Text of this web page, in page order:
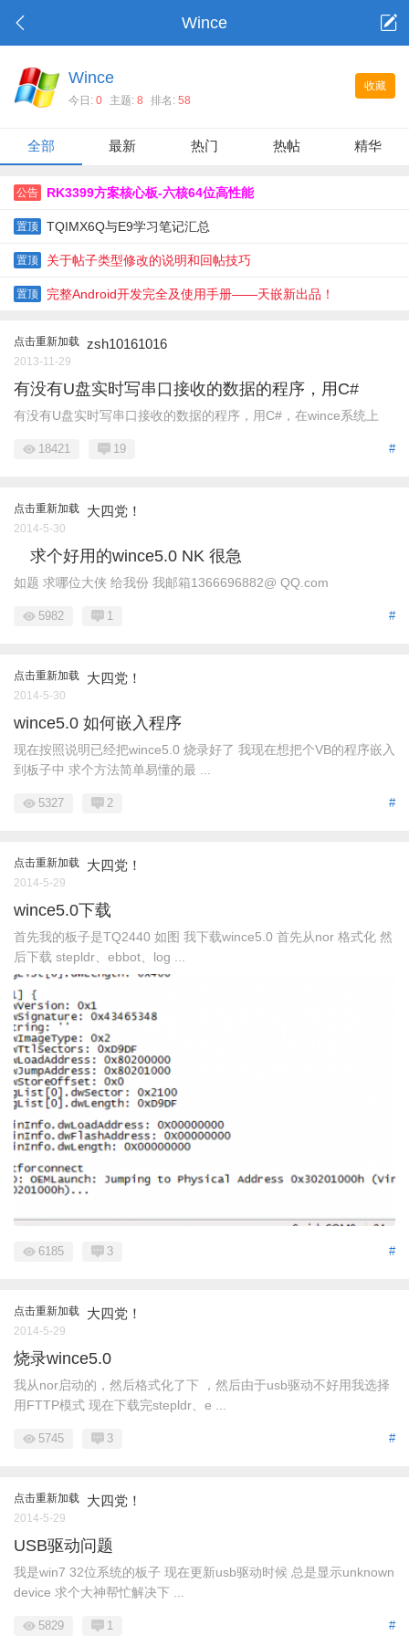
Wince
收藏
Wince
今日: 0 主题: 8 排名: 58
全部 最新 热门 热帖 精华
公告 RK3399方案核心板-六核64位高性能
置顶 TQIMX6Q与E9学习笔记汇总
置顶 关于帖子类型修改的说明和回帖技巧
置顶 完整Android开发完全及使用手册——天嵌新出品！
点击重新加载 zsh10161016
2013-11-29
有没有U盘实时写串口接收的数据的程序，用C#
有没有U盘实时写串口接收的数据的程序，用C#，在wince系统上
#
18421 19
点击重新加载 大四党！
2014-5-30
求个好用的wince5.0 NK 很急
如题 求哪位大侠 给我份 我邮箱1366696882@ QQ.com
#
5982 1
点击重新加载 大四党！
2014-5-30
wince5.0 如何嵌入程序
现在按照说明已经把wince5.0 烧录好了 我现在想把个VB的程序嵌入
到板子中 求个方法简单易懂的最 ...
#
5327 2
点击重新加载 大四党！
2014-5-29
wince5.0下载
首先我的板子是TQ2440 如图 我下载wince5.0 首先从nor 格式化 然
后下载 stepldr、ebbot、log ...
#
6185 3
点击重新加载 大四党！
2014-5-29
烧录wince5.0
我从nor启动的，然后格式化了下 ，然后由于usb驱动不好用我选择
用FTTP模式 现在下载完stepldr、e ...
#
5745 3
点击重新加载 大四党！
2014-5-29
USB驱动问题
我是win7 32位系统的板子 现在更新usb驱动时候 总是显示unknown
device 求个大神帮忙解决下 ...
#
5829 1